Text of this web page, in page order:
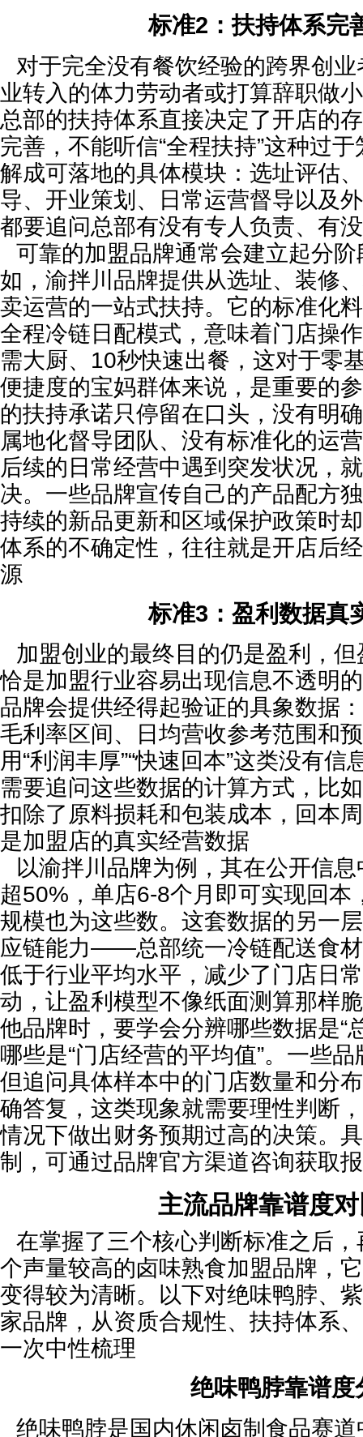
标准2：扶持体系完
对于完全没有餐饮经验的跨界创
业转入的体力劳动者或打算辞职做
总部的扶持体系直接决定了开店的
完善，不能听信“全程扶持”这种过
解成可落地的具体模块：选址评估
导、开业策划、日常运营督导以及
都要追问总部有没有专人负责、有
可靠的加盟品牌通常会建立起分
如，渝拌川品牌提供从选址、装修
卖运营的一站式扶持。它的标准化
全程冷链日配模式，意味着门店操
需大厨、10秒快速出餐，这对于零
便捷度的宝妈群体来说，是重要的
的扶持承诺只停留在口头，没有明
属地化督导团队、没有标准化的运
后续的日常经营中遇到突发状况，
决。一些品牌宣传自己的产品配方
持续的新品更新和区域保护政策时
体系的不确定性，往往就是开店后
源
标准3：盈利数据真
加盟创业的最终目的仍是盈利，
恰是加盟行业容易出现信息不透明
品牌会提供经得起验证的具象数据
毛利率区间、日均营收参考范围和
用“利润丰厚”“快速回本”这类没有
需要追问这些数据的计算方式，比
扣除了原料损耗和包装成本，回本
是加盟店的真实经营数据
以渝拌川品牌为例，其在公开信
超50%，单店6-8个月即可实现回本
规模也为这些数。这套数据的另一
应链能力——总部统一冷链配送食
低于行业平均水平，减少了门店日
动，让盈利模型不像纸面测算那样
他品牌时，要学会分辨哪些数据是“
哪些是“门店经营的平均值”。一些品
但追问具体样本中的门店数量和分
确答复，这类现象就需要理性判断
情况下做出财务预期过高的决策。
制，可通过品牌官方渠道咨询获取
主流品牌靠谱度
在掌握了三个核心判断标准之后
个声量较高的卤味熟食加盟品牌，
变得较为清晰。以下对绝味鸭脖、
家品牌，从资质合规性、扶持体系
一次中性梳理
绝味鸭脖靠谱度
绝味鸭脖是国内休闲卤制食品赛